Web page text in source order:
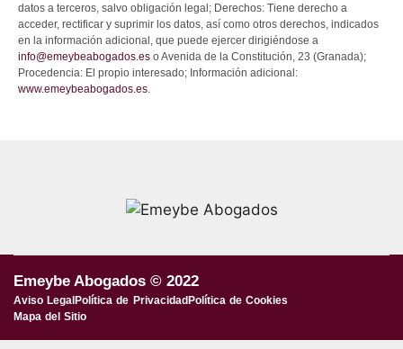
datos a terceros, salvo obligación legal; Derechos: Tiene derecho a
acceder, rectificar y suprimir los datos, así como otros derechos, indicados
en la información adicional, que puede ejercer dirigiéndose a
info@emeybeabogados.es o Avenida de la Constitución, 23 (Granada);
Procedencia: El propio interesado; Información adicional:
www.emeybeabogados.es
Emeybe Abogados © 2022
Aviso Legal Política de Privacidad Política de Cookies
Mapa del Sitio